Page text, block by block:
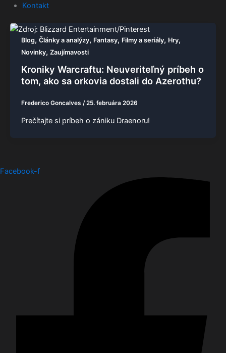
Kontakt
Blog, Články a analýzy, Fantasy, Filmy a seriály, Hry,
Novinky, Zaujímavosti
Kroniky Warcraftu: Neuveriteľný príbeh o
tom, ako sa orkovia dostali do Azerothu?
Frederico Goncalves /25. februára 2026
Prečítajte si príbeh o zániku Draenoru!
Facebook-f